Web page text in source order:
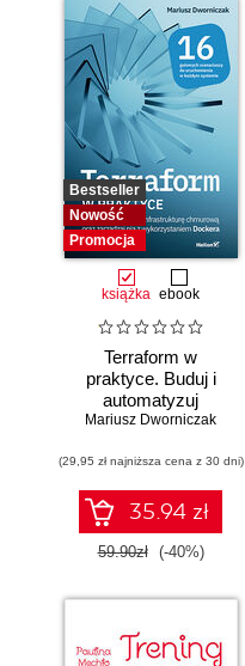
Bestseller
Nowość
Promocja
książka ebook
Terraform w
praktyce. Buduj i
automatyzuj
infrastrukturę
zarządzaj nią z
wykorzystaniem
Dockera
Mariusz Dworniczak
(29,95 zł najniższa cena z 30 dni)
35.94 zł
59.90zł (-40%)